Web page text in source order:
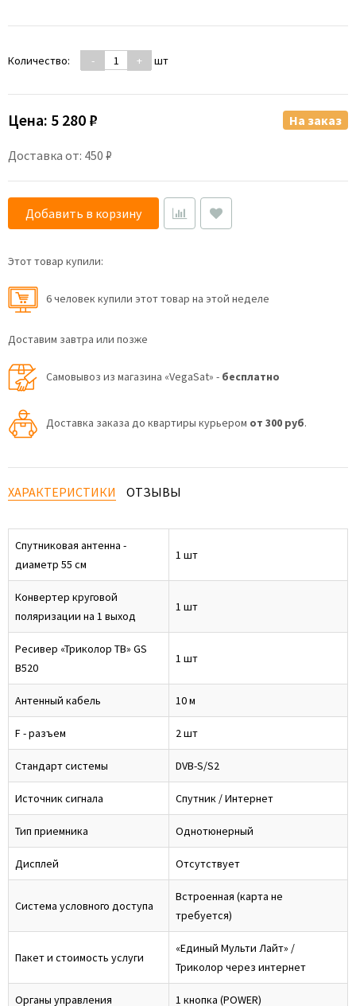
Количество: - + шт
Цена: 5 280 ₽
Доставка от: 450 ₽
На заказ
Добавить в корзину
Этот товар купили:
6 человек купили этот товар на этой неделе
Доставим завтра или позже
Самовывоз из магазина «VegaSat» - бесплатно
Доставка заказа до квартиры курьером от 300 руб.
ХАРАКТЕРИСТИКИ ОТЗЫВЫ
Спутниковая антенна -
диаметр 55 см
1 шт
Конвертер круговой
поляризации на 1 выход
1 шт
Ресивер «Триколор ТВ» GS
B520
1 шт
Антенный кабель 10 м
F - разъем 2 шт
Стандарт системы DVB-S/S2
Источник сигнала Спутник / Интернет
Тип приемника Однотюнерный
Дисплей Отсутствует
Система условного доступа
Встроенная (карта не
требуется)
Пакет и стоимость услуги
«Единый Мульти Лайт» /
Триколор через интернет
Органы управления 1 кнопка (POWER)